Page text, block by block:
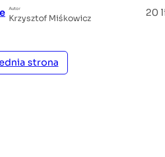
Autor
Krzysztof Miśkowicz 20
strona